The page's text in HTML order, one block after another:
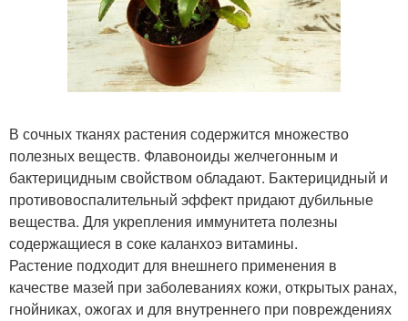
В сочных тканях растения содержится множество
полезных веществ. Флавоноиды желчегонным и
бактерицидным свойством обладают. Бактерицидный и
противовоспалительный эффект придают дубильные
вещества. Для укрепления иммунитета полезны
содержащиеся в соке каланхоэ витамины.
Растение подходит для внешнего применения в
качестве мазей при заболеваниях кожи, открытых ранах,
гнойниках, ожогах и для внутреннего при повреждениях